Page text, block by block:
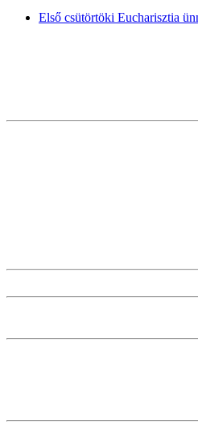
Első csütörtöki Eucharisztia